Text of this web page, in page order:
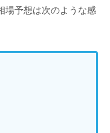
場予想は次のような感